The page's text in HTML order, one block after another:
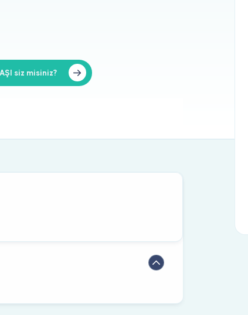
siz misiniz?